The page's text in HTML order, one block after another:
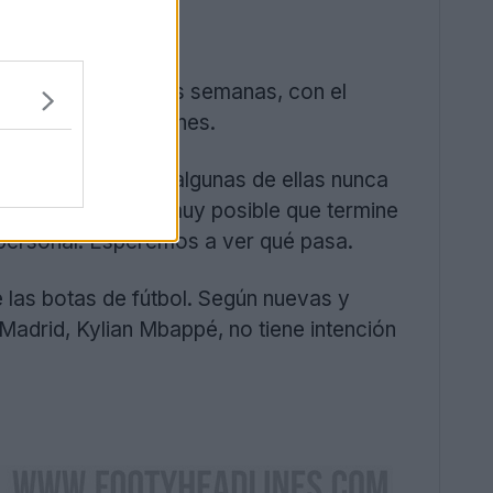
en las últimas semanas, con el
sus opciones.
muy atractivas, algunas de ellas nunca
Por eso, es muy posible que termine
Esperemos a ver qué pasa.
botas de fútbol. Según nuevas y
Kylian Mbappé, no tiene intención